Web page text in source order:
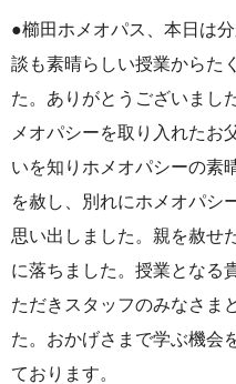
●櫛田ホメオパス、本日は
談も素晴らしい授業からた
た。ありがとうございまし
メオパシーを取り入れたお
いを知りホメオパシーの素
を赦し、別れにホメオパシ
思い出しました。親を赦せ
に落ちました。授業となる
ただきスタッフのみなさま
た。おかげさまで学ぶ機会
ております。